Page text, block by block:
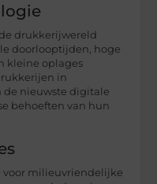
drukkerijwereld
doorlooptijden, hoge
kleine oplages
in
nieuwste digitale
behoeften van hun
voor milieuvriendelijke